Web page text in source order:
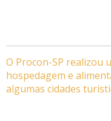
O Procon-SP realizou
hospedagem e
algumas cidades